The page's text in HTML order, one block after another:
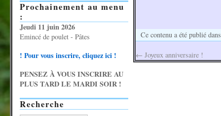
Ce contenu a été publié
← Joyeux anniversaire !
Prochainement au menu
:
Jeudi 11 juin 2026
Emincé de poulet - Pâtes
! Pour vous inscrire, cliquez ici !
PENSEZ À VOUS INSCRIRE AU
PLUS TARD LE MARDI SOIR !
Recherche